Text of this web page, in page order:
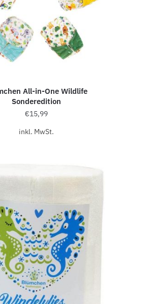
All-in-One Wildlife
Sonderedition
€15,99
inkl. MwSt.